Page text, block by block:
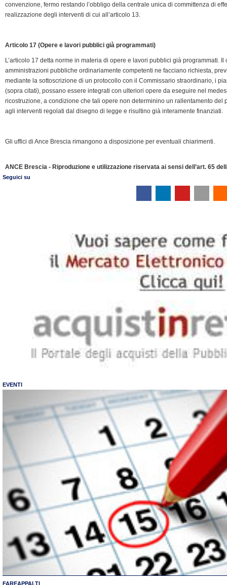
convenzione, fermo restando l’obbligo della centrale unica di committenza di
realizzazione degli interventi di cui all’articolo 13.
Articolo 17 (Opere e lavori pubblici già programmati)
L’articolo 17 detta norme in materia di opere e lavori pubblici già programmati.
amministrazioni pubbliche ordinariamente competenti ne facciano richiesta,
mediante la sottoscrizione di un protocollo con il Commissario straordinario, i
(sopra citati), possano essere integrati con ulteriori opere da eseguire nel
ricostruzione, a condizione che tali opere non determinino un rallentamento del
agli interventi regolati dal disegno di legge e risultino già interamente finanziati.
Gli uffici di Ance Brescia rimangono a disposizione per eventuali chiarimenti.
ANCE Brescia - Riproduzione e utilizzazione riservata ai sensi dell’art. 65
Seguici su
EVENTI
FAREAPPALTI